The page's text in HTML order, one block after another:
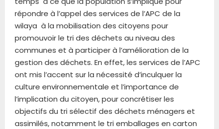
répondre à l’appel des services de l’APC de la
wilaya à la mobilisation des citoyens pour
promouvoir le tri des déchets au niveau des
communes et à participer à l’amélioration de la
gestion des déchets. En effet, les services de l’APC
ont mis l’accent sur la nécessité d’inculquer la
culture environnementale et l’importance de
l’implication du citoyen, pour concrétiser les
objectifs du tri sélectif des déchets ménagers et
assimilés, notamment le tri emballages en carton